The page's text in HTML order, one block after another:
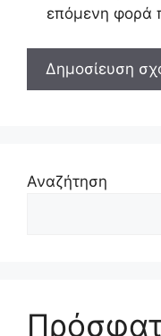
επόμενη φορά
Αναζήτηση